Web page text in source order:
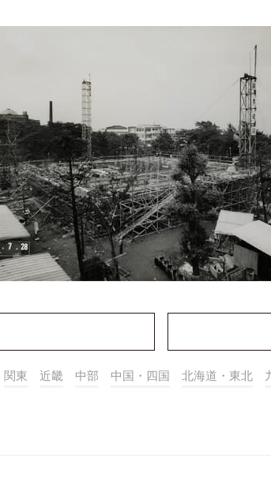
関東 近畿 中部 中国・四国 北海道・東北